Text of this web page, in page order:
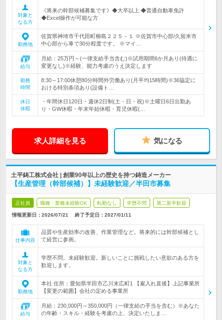
対象と
なる方
《将来の幹部候補募集です》◆大卒以上 ◆普通自動車免許
◆Excel操作が可能な方
勤務地
佐賀県神埼市千代田町柳島２２５－１ ※佐賀市中心部/久留米市
中心部から車で30分程度です。 ※マイ…
給与
月給：25万円～(一律支給手当含む)※試用期間6か月あり(待遇に
変更なし)※経験、能力考慮のうえ決定します
勤務
時間
8:30～17:00休憩80分時間外労働あり(月平均15時間)※36協定に
おける特別条項あり(設備ト…
休日
休暇
・年間休日120日・週休2日制(土・日・祝)※土曜日6日出勤あ
り・GW休暇・年末年始休暇・育児休暇(…
求人詳細を見る 気になる
土平鋳工株式会社 | 創業90年以上の歴史を持つ鋳造メーカー
【生産管理（幹部候補）】未経験歓迎／半田市募集
正社員 職種・業種未経験OK 転勤なし 学歴不問 第二新卒歓迎
情報更新日：2026/07/21 終了予定日： 2027/01/11
仕事内容
品質や生産効率の改善、作業管理など。将来的には幹部候補とし
て経営に参画。
対象と
なる方
学歴不問。未経験歓迎。新しいことに挑戦したい意欲のある方を
歓迎します。
勤務地
本社 住所：愛知県半田市乙川末広町1 【雇入れ直後】上記事業所
【変更の範囲】会社の定める事業所
給与
月給：230,000円～350,000円（一律支給の手当を含む）※あなた
の年齢・スキル・経験を考慮の上、決定いたしま…